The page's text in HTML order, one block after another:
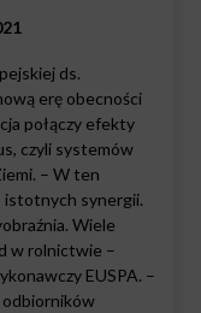
ds.
erę obecności
połączy efekty
czyli systemów
– W ten
istotnych synergii.
Wiele
w rolnictwie –
EUSPA. –
odbiorników